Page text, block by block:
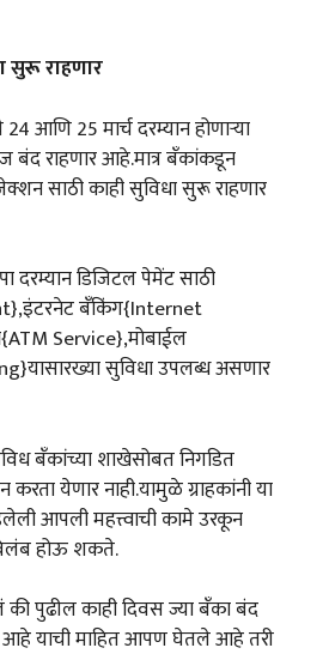
सुरू राहणार
आणि 25 मार्च दरम्यान होणाऱ्या
राहणार आहे.मात्र बँकांकडून
साठी काही सुविधा सुरू राहणार
दरम्यान डिजिटल पेमेंट साठी
बँकिंग{Internet
Service},मोबाईल
सुविधा उपलब्ध असणार
बँकांच्या शाखेसोबत निगडित
येणार नाही.यामुळे ग्राहकांनी या
आपली महत्त्वाची कामे उरकून
होऊ शकते.
पुढील काही दिवस ज्या बँका बंद
याची माहित आपण घेतले आहे तरी